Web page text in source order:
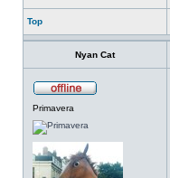
Top
Nyan Cat
Primavera